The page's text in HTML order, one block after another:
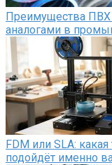
Преимущества
аналогами в
FDM или SLA:
подойдёт именно